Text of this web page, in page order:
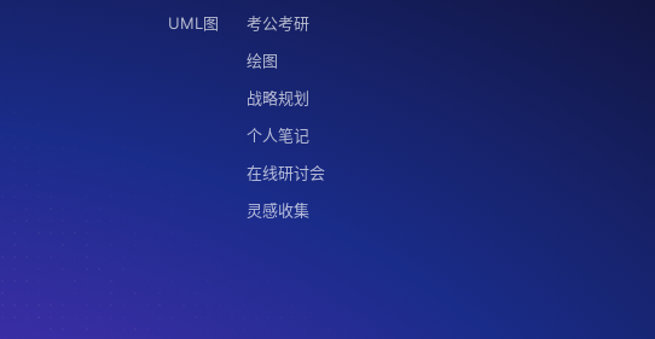
UML图
考公考研
绘图
战略规划
个人笔记
在线研讨会
灵感收集